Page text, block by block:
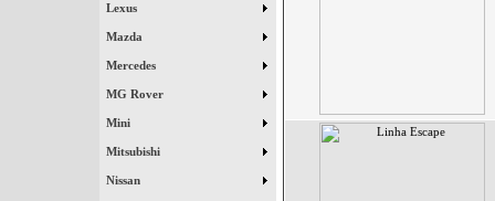
Lexus
Mazda
Mercedes
MG Rover
Mini
Mitsubishi
Nissan